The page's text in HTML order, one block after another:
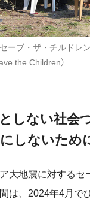
ーブ・ザ・チルドレ
the Children）
しない社会
しないため
大地震に対するセ
は、2024年4月で